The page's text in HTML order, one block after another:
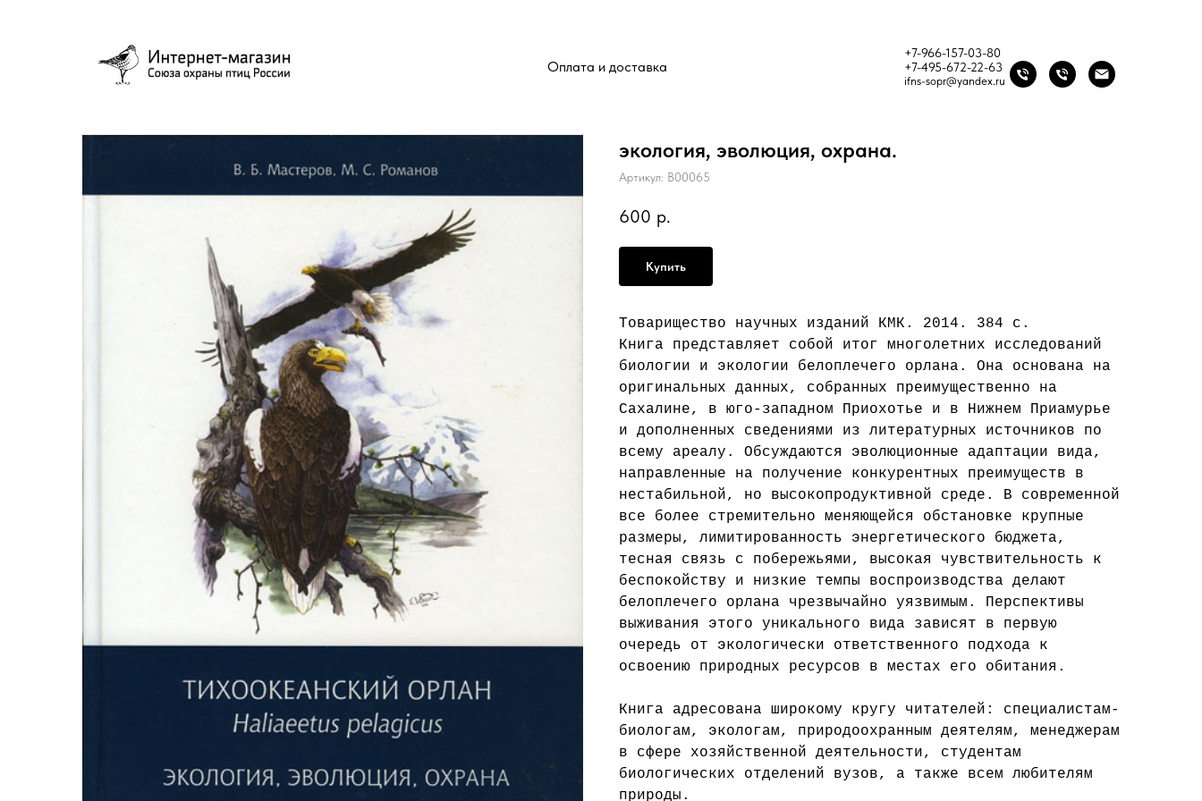
Оплата и доставка
+7-966-157-03-80
+7-495-672-22-63
ifns-sopr@yandex.ru
экология, эволюция, охрана.
Артикул: B00065
600 р.
Купить
Товарищество научных изданий КМК. 2014. 384 с.
Книга представляет собой итог многолетних исследований
биологии и экологии белоплечего орлана. Она основана на
оригинальных данных, собранных преимущественно на
Сахалине, в юго-западном Приохотье и в Нижнем Приамурье
и дополненных сведениями из литературных источников по
всему ареалу. Обсуждаются эволюционные адаптации вида,
направленные на получение конкурентных преимуществ в
нестабильной, но высокопродуктивной среде. В современной
все более стремительно меняющейся обстановке крупные
размеры, лимитированность энергетического бюджета,
тесная связь с побережьями, высокая чувствительность к
беспокойству и низкие темпы воспроизводства делают
белоплечего орлана чрезвычайно уязвимым. Перспективы
выживания этого уникального вида зависят в первую
очередь от экологически ответственного подхода к
освоению природных ресурсов в местах его обитания.
Книга адресована широкому кругу читателей: специалистам-
биологам, экологам, природоохранным деятелям, менеджерам
в сфере хозяйственной деятельности, студентам
биологических отделений вузов, а также всем любителям
природы.